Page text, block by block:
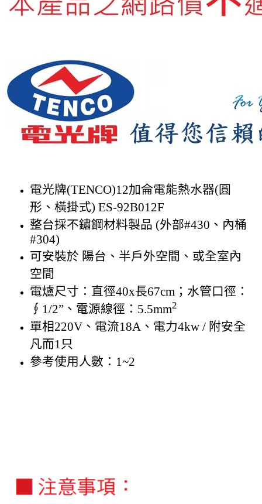
電光牌(TENCO)12加侖電能熱水器(圓
形、橫掛式) ES-92B012F
整台採不鏽鋼材料製品 (外部#430、內桶
#304)
可安裝於 陽台、半戶外空間、或全室內
空間
電爐尺寸：直徑40x長67cm；水管口徑：
∮1/2”、電源線徑：5.5mm2
單相220V、電流18A、電力4kw / 附安全
凡而1只
參考使用人數：1~2